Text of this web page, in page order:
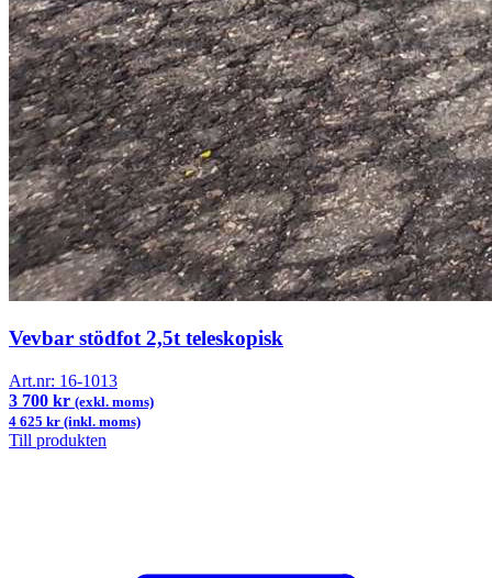
Vevbar stödfot 2,5t teleskopisk
Art.nr: 16-1013
3 700 kr (exkl. moms)
4 625 kr (inkl. moms)
Till produkten